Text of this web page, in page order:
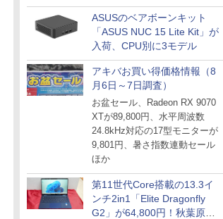
PCセール
ASUSのベアボーンキット
「ASUS NUC 15 Lite Kit」が
入荷、CPU別に3モデル
アキバお買い得価格情報（8
月6日～7日調査）
お盆セール、Radeon RX 9070
XTが89,800円、水平周波数
24.8kHz対応の17型モニターが
9,801円、暑さ指数連動セール
ほか
第11世代Core搭載の13.3イ
ンチ2in1「Elite Dragonfly
G2」が64,800円！秋葉原で